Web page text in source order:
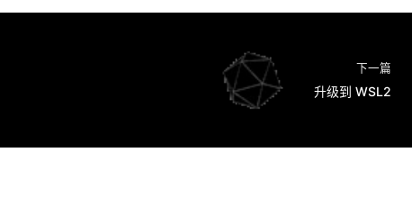
下一篇
升级到 WSL2